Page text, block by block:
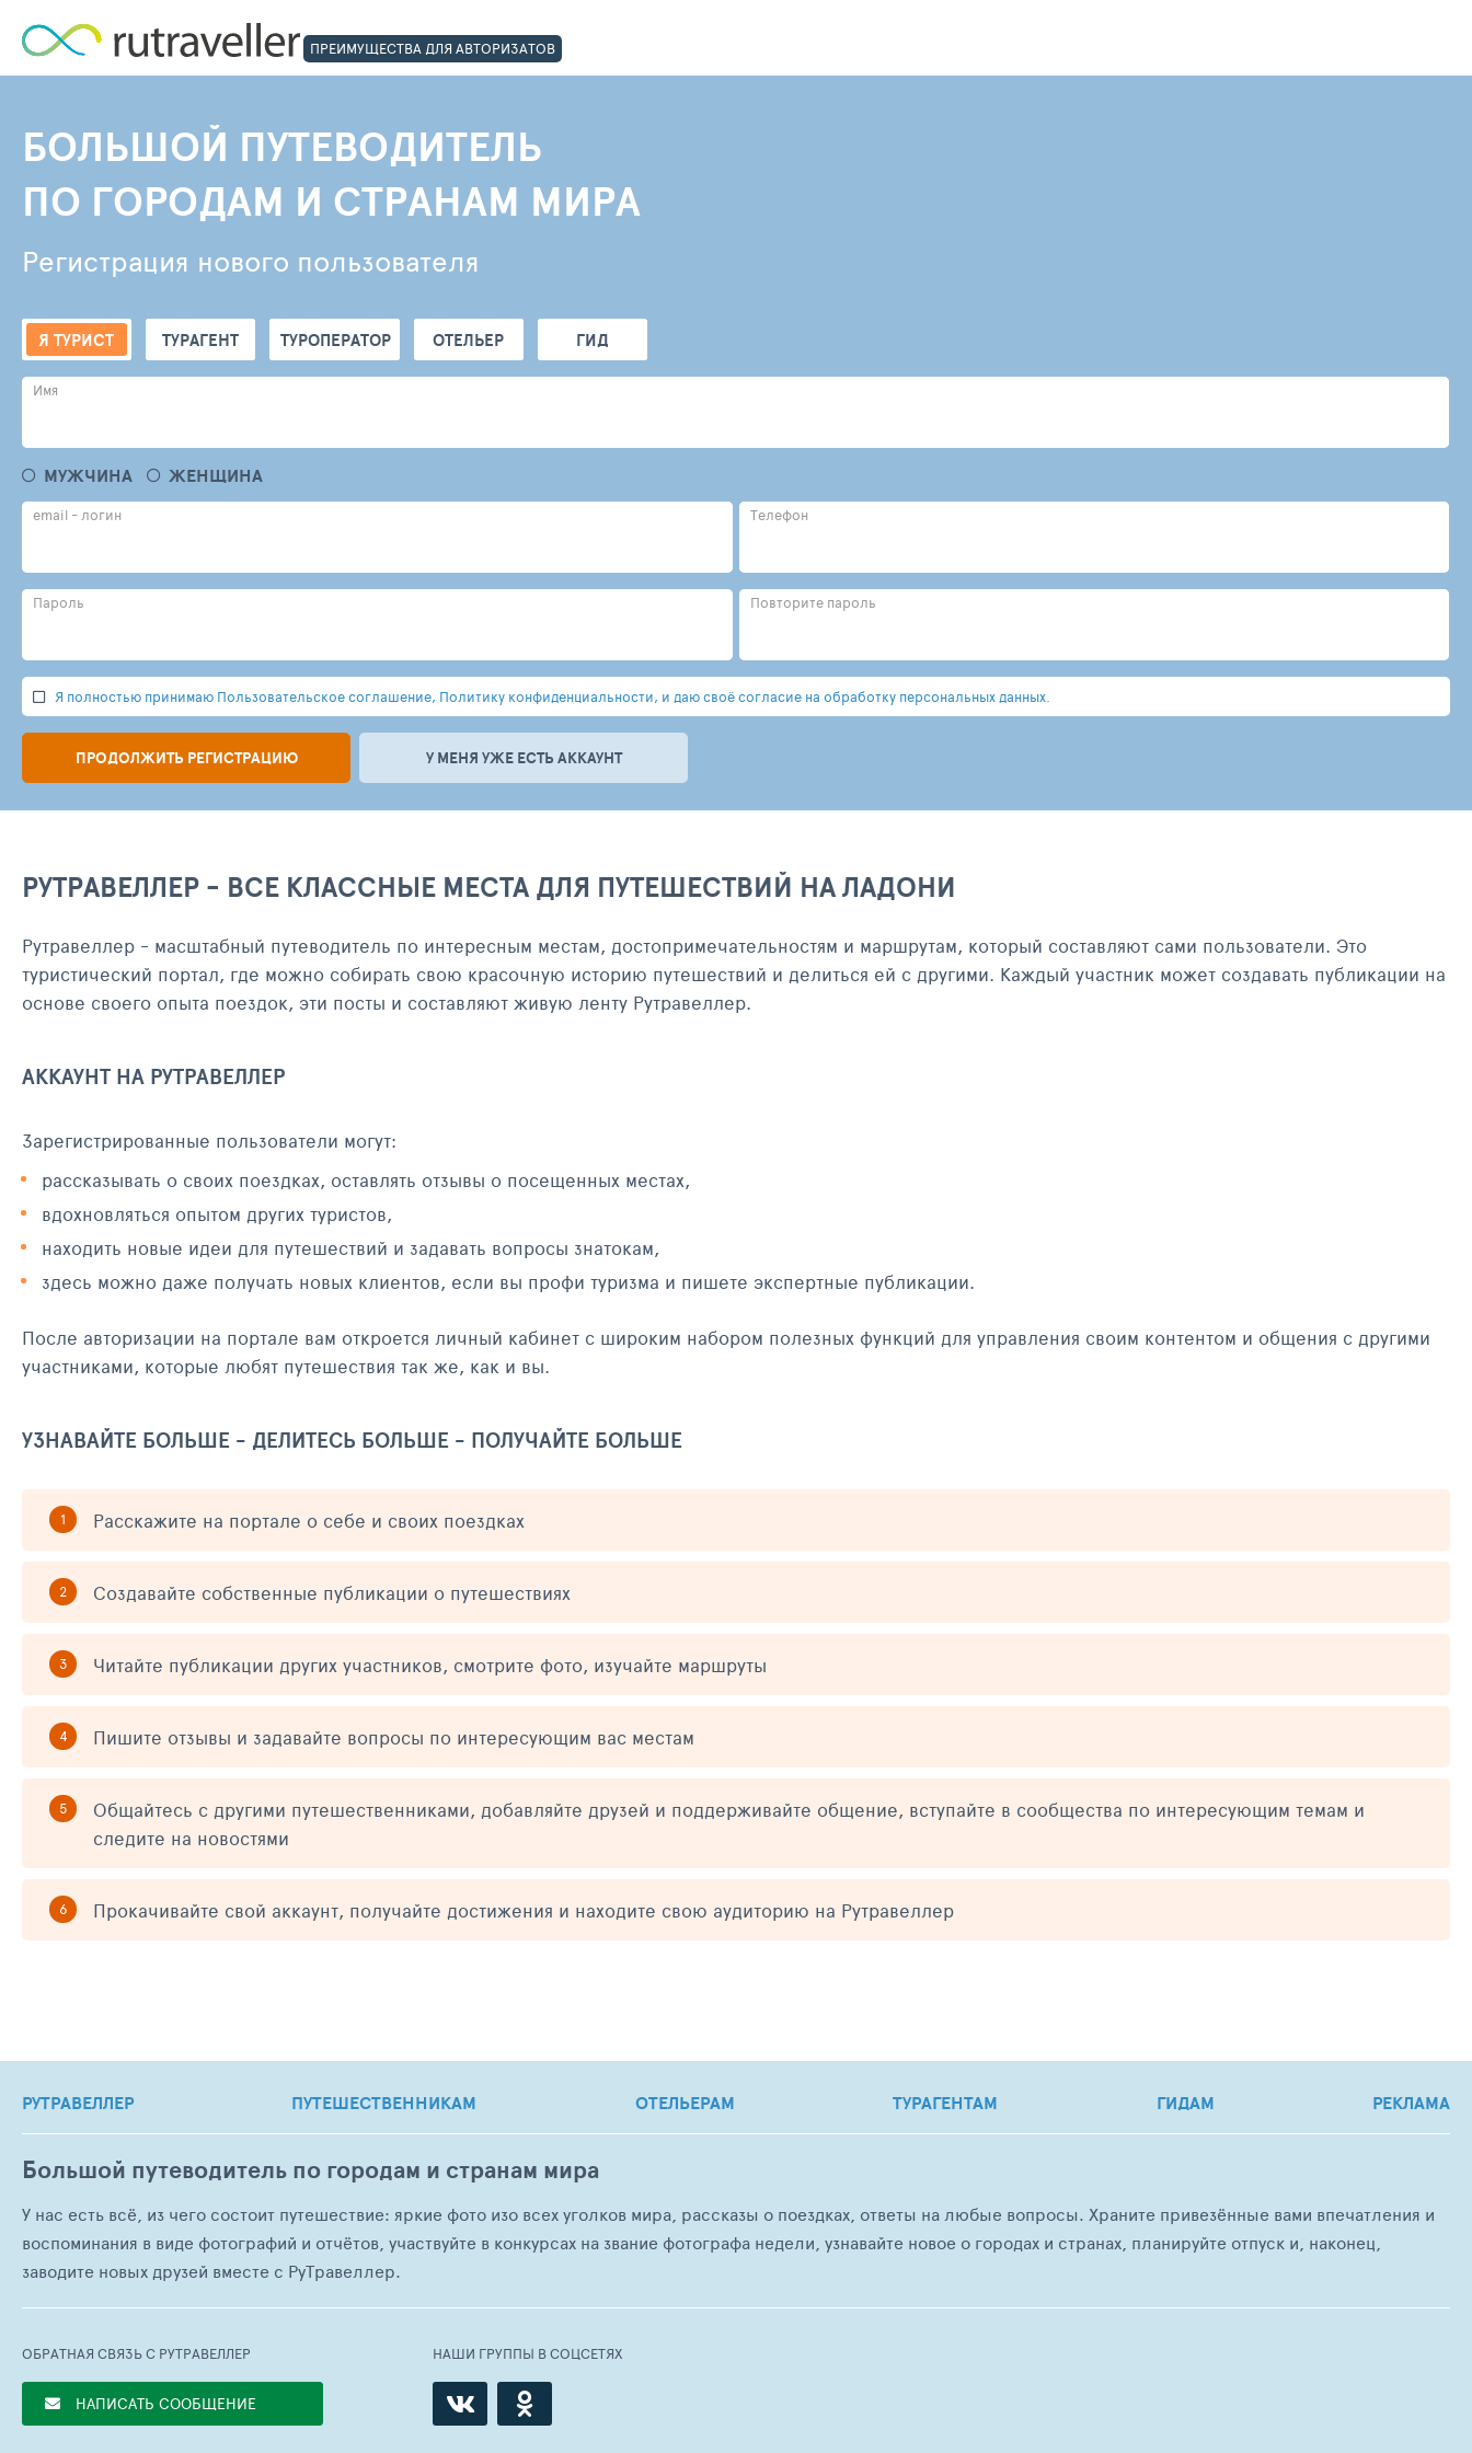
ПРЕИМУЩЕСТВА ДЛЯ АВТОРИЗАТОВ
БОЛЬШОЙ ПУТЕВОДИТЕЛЬ
ПО ГОРОДАМ И СТРАНАМ МИРА
Регистрация нового пользователя
Я ТУРИСТ ТУРАГЕНТ ТУРОПЕРАТОР ОТЕЛЬЕР ГИД
Имя
МУЖЧИНА ЖЕНЩИНА
email - логин Телефон
Пароль Повторите пароль
Я полностью принимаю Пользовательское соглашение, Политику конфиденциальности, и даю своё согласие на обработку персональных данных.
ПРОДОЛЖИТЬ РЕГИСТРАЦИЮ У МЕНЯ УЖЕ ЕСТЬ АККАУНТ
РУТРАВЕЛЛЕР - ВСЕ КЛАССНЫЕ МЕСТА ДЛЯ ПУТЕШЕСТВИЙ НА ЛАДОНИ
Рутравеллер - масштабный путеводитель по интересным местам, достопримечательностям и маршрутам, который составляют сами пользователи. Это
туристический портал, где можно собирать свою красочную историю путешествий и делиться ей с другими. Каждый участник может создавать публикации на
основе своего опыта поездок, эти посты и составляют живую ленту Рутравеллер.
АККАУНТ НА РУТРАВЕЛЛЕР
Зарегистрированные пользователи могут:
рассказывать о своих поездках, оставлять отзывы о посещенных местах,
вдохновляться опытом других туристов,
находить новые идеи для путешествий и задавать вопросы знатокам,
здесь можно даже получать новых клиентов, если вы профи туризма и пишете экспертные публикации.
После авторизации на портале вам откроется личный кабинет с широким набором полезных функций для управления своим контентом и общения с другими
участниками, которые любят путешествия так же, как и вы.
УЗНАВАЙТЕ БОЛЬШЕ - ДЕЛИТЕСЬ БОЛЬШЕ - ПОЛУЧАЙТЕ БОЛЬШЕ
Расскажите на портале о себе и своих поездках
Создавайте собственные публикации о путешествиях
Читайте публикации других участников, смотрите фото, изучайте маршруты
Пишите отзывы и задавайте вопросы по интересующим вас местам
Общайтесь с другими путешественниками, добавляйте друзей и поддерживайте общение, вступайте в сообщества по интересующим темам и
следите на новостями
Прокачивайте свой аккаунт, получайте достижения и находите свою аудиторию на Рутравеллер
РУТРАВЕЛЛЕР ПУТЕШЕСТВЕННИКАМ ОТЕЛЬЕРАМ ТУРАГЕНТАМ ГИДАМ РЕКЛАМА
Большой путеводитель по городам и странам мира
У нас есть всё, из чего состоит путешествие: яркие фото изо всех уголков мира, рассказы о поездках, ответы на любые вопросы. Храните привезённые вами впечатления и
воспоминания в виде фотографий и отчётов, участвуйте в конкурсах на звание фотографа недели, узнавайте новое о городах и странах, планируйте отпуск и, наконец,
заводите новых друзей вместе с РуТравеллер.
ОБРАТНАЯ СВЯЗЬ С РУТРАВЕЛЛЕР
НАПИСАТЬ СООБЩЕНИЕ
НАШИ ГРУППЫ В СОЦСЕТЯХ